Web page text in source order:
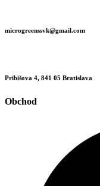
microgreenssvk@gmail.com
Pribišova 4, 841 05 Bratislava
Obchod